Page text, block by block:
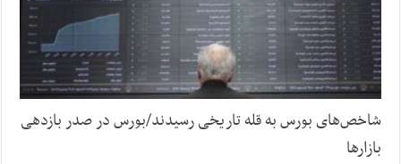
شاخص‌های بورس به قله تاریخی رسیدند/بورس در صدر بازدهی
بازارها